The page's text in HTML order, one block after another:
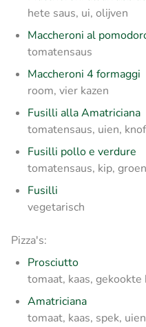
hete saus, ui, olijven
Maccheroni al
tomatensaus
Maccheroni 4 formaggi
room, vier kazen
Fusilli alla Amatriciana
tomatensaus, uien,
Fusilli pollo e verdure
tomatensaus, kip,
Fusilli
vegetarisch
Pizza's:
Prosciutto
tomaat, kaas, gekookte
Amatriciana
tomaat, kaas, spek,